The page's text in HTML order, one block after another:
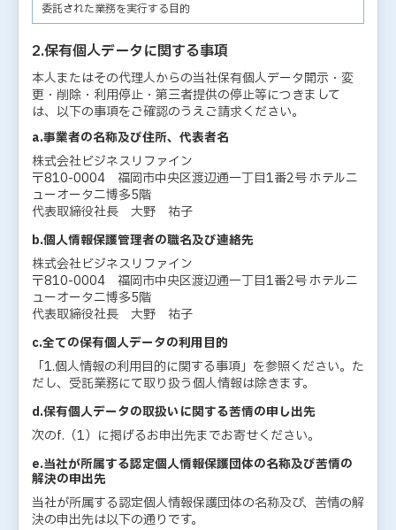
委託された業務を実行する目的
2.保有個人データに関する事項
本人またはその代理人からの当社保有個人データ開示・変
更・削除・利用停止・第三者提供の停止等につきまして
は、以下の事項をご確認のうえご請求ください。
a.事業者の名称及び住所、代表者名
株式会社ビジネスリファイン
〒810-0004 福岡市中央区渡辺通一丁目1番2号 ホテルニ
ューオータニ博多5階
代表取締役社長 大野 祐子
b.個人情報保護管理者の職名及び連絡先
株式会社ビジネスリファイン
〒810-0004 福岡市中央区渡辺通一丁目1番2号 ホテルニ
ューオータニ博多5階
代表取締役社長 大野 祐子
c.全ての保有個人データの利用目的
「1.個人情報の利用目的に関する事項」を参照ください。た
だし、受託業務にて取り扱う個人情報は除きます。
d.保有個人データの取扱いに関する苦情の申し出先
次のf.（1）に掲げるお申出先までお寄せください。
e.当社が所属する認定個人情報保護団体の名称及び苦情の
解決の申出先
当社が所属する認定個人情報保護団体の名称及び、苦情の解
決の申出先は以下の通りです。